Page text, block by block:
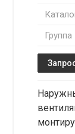
Группа